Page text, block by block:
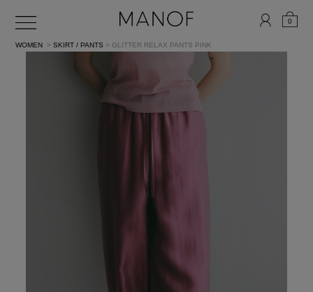
0
WOMEN >SKIRT / PANTS > GLITTER RELAX PANTS PINK